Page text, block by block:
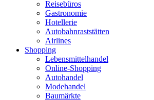
Reisebüros
Gastronomie
Hotellerie
Autobahnraststätten
Airlines
Shopping
Lebensmittelhandel
Online-Shopping
Autohandel
Modehandel
Baumärkte